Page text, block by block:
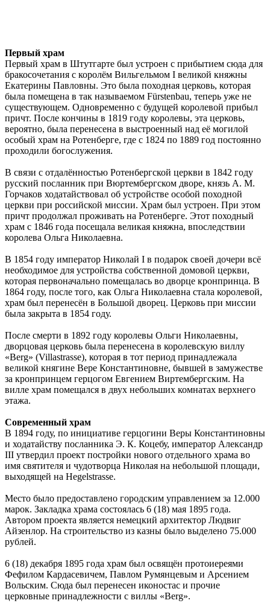
Первый храм
Первый храм в Штутгарте был устроен с прибытием сюда для
бракосочетания с королём Вильгельмом I великой княжны
Екатерины Павловны. Это была походная церковь, которая
была помещена в так называемом Fürstenbau, теперь уже не
существующем. Одновременно с будущей королевой прибыл
причт. После кончины в 1819 году королевы, эта церковь,
вероятно, была перенесена в выстроенный над её могилой
особый храм на Ротенберге, где с 1824 по 1889 год постоянно
проходили богослужения.
В связи с отдалённостью Ротенбергской церкви в 1842 году
русский посланник при Вюртембергском дворе, князь А. М.
Горчаков ходатайствовал об устройстве особой походной
церкви при российской миссии. Храм был устроен. При этом
причт продолжал проживать на Ротенберге. Этот походный
храм с 1846 года посещала великая княжна, впоследствии
королева Ольга Николаевна.
В 1854 году император Николай I в подарок своей дочери всё
необходимое для устройства собственной домовой церкви,
которая первоначально помещалась во дворце кронпринца. В
1864 году, после того, как Ольга Николаевна стала королевой,
храм был перенесён в Большой дворец. Церковь при миссии
была закрыта в 1854 году.
После смерти в 1892 году королевы Ольги Николаевны,
дворцовая церковь была перенесена в королевскую виллу
«Berg» (Villastrasse), которая в тот период принадлежала
великой княгине Вере Константиновне, бывшей в замужестве
за кронпринцем герцогом Евгением Виртембергским. На
вилле храм помещался в двух небольших комнатах верхнего
этажа.
Современный храм
В 1894 году, по инициативе герцогини Веры Константиновны
и ходатайству посланника Э. К. Коцебу, император Александр
III утвердил проект постройки нового отдельного храма во
имя святителя и чудотворца Николая на небольшой площади,
выходящей на Hegelstrasse.
Место было предоставлено городским управлением за 12.000
марок. Закладка храма состоялась 6 (18) мая 1895 года.
Автором проекта является немецкий архитектор Людвиг
Айзенлор. На строительство из казны было выделено 75.000
рублей.
6 (18) декабря 1895 года храм был освящён протоиереями
Фефилом Кардасевичем, Павлом Румянцевым и Арсением
Вольским. Сюда был перенесен иконостас и прочие
церковные принадлежности с виллы «Berg».